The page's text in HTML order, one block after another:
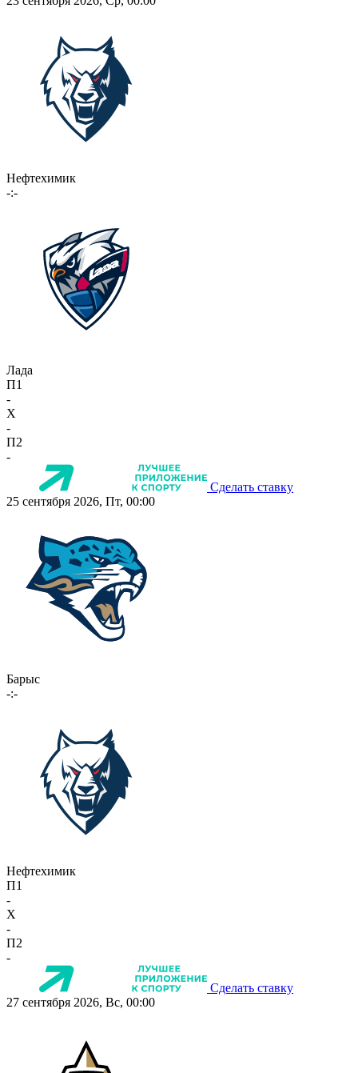
Нефтехимик
-:-
Лада
П1
-
X
-
П2
-
Сделать ставку
25 сентября 2026, Пт, 00:00
Барыс
-:-
Нефтехимик
П1
-
X
-
П2
-
Сделать ставку
27 сентября 2026, Вс, 00:00